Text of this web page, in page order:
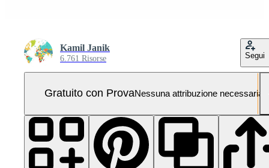
Kamil Janik
6.761 Risorse Segui
Gratuito con ProvaNessuna attribuzione necessaria